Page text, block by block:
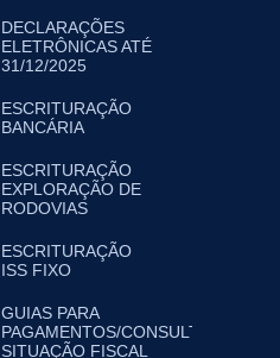
DECLARAÇÕES
ELETRÔNICAS ATÉ
31/12/2025
ESCRITURAÇÃO
BANCÁRIA
ESCRITURAÇÃO
EXPLORAÇÃO DE
RODOVIAS
ESCRITURAÇÃO
ISS FIXO
GUIAS PARA
PAGAMENTOS/CONSULTA
SITUAÇÃO FISCAL